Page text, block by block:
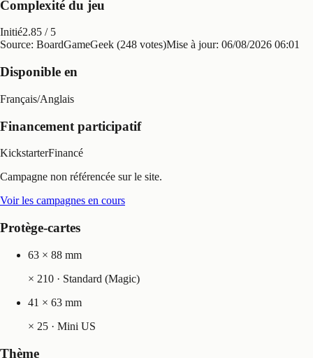
Complexité du jeu
Initié2.85 / 5
Source: BoardGameGeek (248 votes)Mise à jour: 06/08/2026 06:01
Disponible en
Français/Anglais
Financement participatif
KickstarterFinancé
Campagne non référencée sur le site.
Voir les campagnes en cours
Protège-cartes
63 × 88 mm
× 210 · Standard (Magic)
41 × 63 mm
× 25 · Mini US
Thème